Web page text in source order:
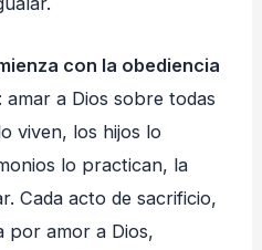
con la obediencia
: amar a Dios sobre todas
viven, los hijos lo
lo practican, la
Cada acto de sacrificio,
por amor a Dios,